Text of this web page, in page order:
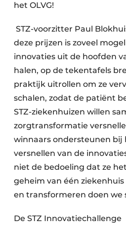
het OLVG!
STZ-voorzitter Paul
deze prijzen is zoveel
innovaties uit de hoofden
halen, op de tekentafels
praktijk uitrollen om ze
schalen, zodat de patiënt
STZ-ziekenhuizen willen
zorgtransformatie
winnaars ondersteunen bij
versnellen van de
niet de bedoeling dat ze
geheim van één
en transformeren doen we
De STZ Innovatiechallenge